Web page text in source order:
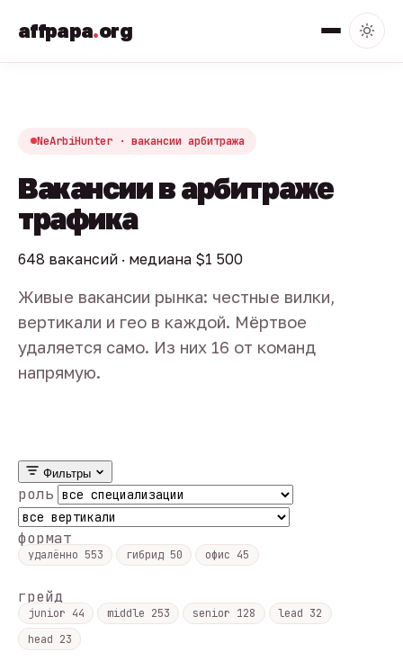
affpapa.org
NeArbiHunter · вакансии арбитража
Вакансии в арбитраже
трафика
648 вакансий · медиана $1 500
Живые вакансии рынка: честные вилки,
вертикали и гео в каждой. Мёртвое
удаляется само. Из них 16 от команд
напрямую.
Фильтры
роль
формат
удалённо 553 гибрид 50 офис 45
грейд
junior 44 middle 253 senior 128 lead 32
head 23